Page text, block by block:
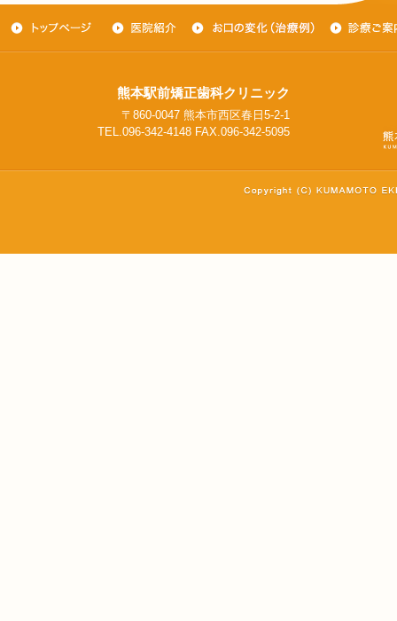
熊本駅前矯正歯科クリニック
〒860-0047 熊本市西区春日5-2-1
TEL.096-342-4148 FAX.096-342-5095